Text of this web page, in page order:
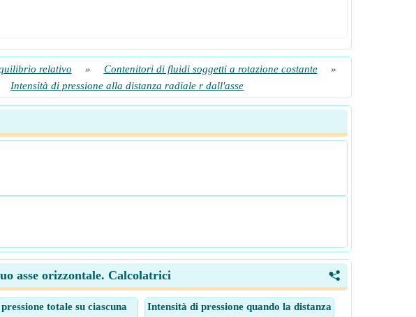
relativo » Contenitori di fluidi soggetti a rotazione costante
»
Intensità di pressione alla distanza radiale r dall'asse
<
asse orizzontale. Calcolatrici
totale su ciascuna
Intensità di pressione quando la distanza